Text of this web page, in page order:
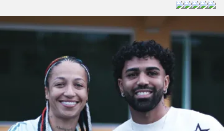
BETBOOM
INDICAÇÃO
BET365
CÓDIGO
BETANO
PALMEIRAS
SÃO
PAULO
SANTOS
SÉRIE
A
LIBERTADORES
COPA
DO
BRASIL
ESPORTIVA
BOLA
PALPITES